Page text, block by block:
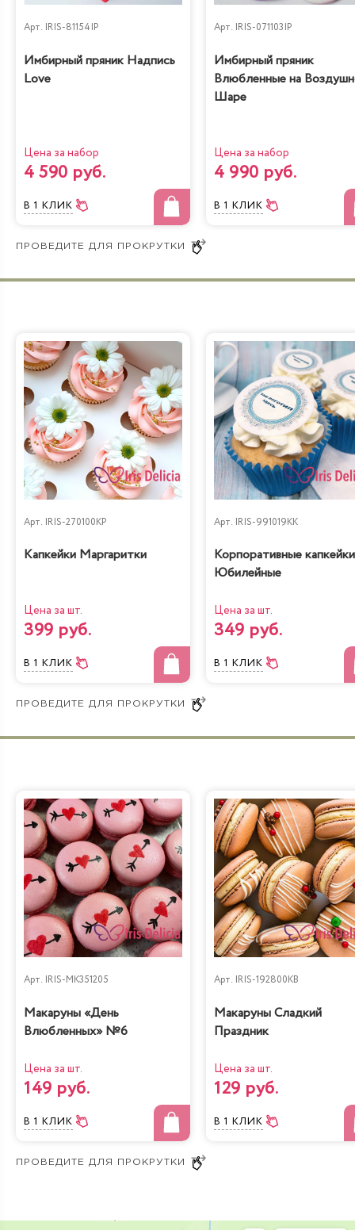
Арт. IRIS-81154IP
Имбирный пряник Надпись
Love
Цена за набор
4 590 руб.
В 1 КЛИК
Арт. IRIS-071103IP
Имбирный пряник
Влюбленные на
Шаре
Цена за набор
4 990 руб.
В 1 КЛИК
Арт. IRIS-270100KP
Капкейки Маргаритки
Цена за шт.
399 руб.
В 1 КЛИК
Арт. IRIS-991019KK
Корпоративные капкейки
Юбилейные
Цена за шт.
349 руб.
В 1 КЛИК
Арт. IRIS-MK351205
Макаруны «День
Влюбленных» №6
Цена за шт.
149 руб.
В 1 КЛИК
Арт. IRIS-192800KB
Макаруны Сладкий
Праздник
Цена за шт.
129 руб.
В 1 КЛИК